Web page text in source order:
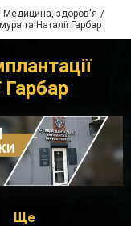
Медицина, здоров'я
та Наталії Гарбар
Гарбар
Ще